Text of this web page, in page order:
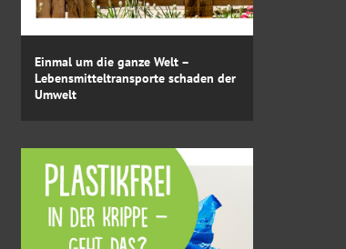
Einmal um die ganze Welt –
Lebensmitteltransporte schaden der
Umwelt